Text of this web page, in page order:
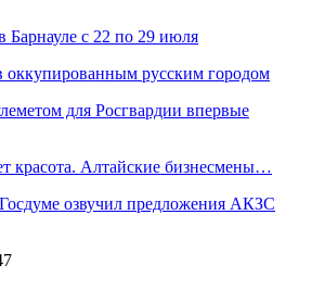
Барнауле с 22 по 29 июля
оккупированным русским городом
для Росгвардии впервые
красота. Алтайские бизнесмены…
озвучил предложения АКЗС